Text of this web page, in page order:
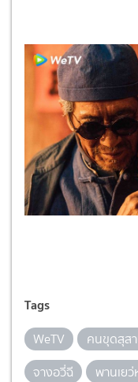
Tags
WeTV
คนขุดสุส
จางอวี่ฉี
พานเย